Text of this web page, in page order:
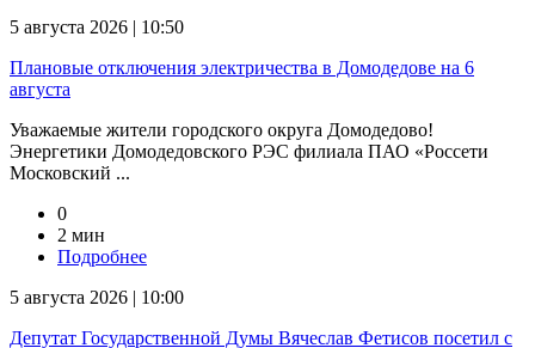
5 августа 2026 | 10:50
Плановые отключения электричества в Домодедове на 6
августа
Уважаемые жители городского округа Домодедово!
Энергетики Домодедовского РЭС филиала ПАО «Россети
Московский ...
0
2 мин
Подробнее
5 августа 2026 | 10:00
Депутат Государственной Думы Вячеслав Фетисов посетил с